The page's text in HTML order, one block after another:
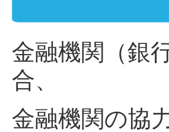
金融機関（銀
合、
金融機関の協